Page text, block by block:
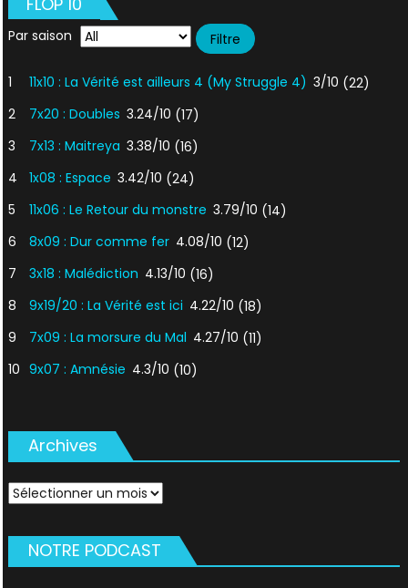
Par saison
1 11x10 : La Vérité est ailleurs 4 (My Struggle 4) 3/10 (22)
2
7x20 : Doubles 3.24/10 (17)
3
7x13 : Maitreya 3.38/10 (16)
4
1x08 : Espace 3.42/10 (24)
5
11x06 : Le Retour du monstre 3.79/10 (14)
6
8x09 : Dur comme fer 4.08/10 (12)
7
3x18 : Malédiction 4.13/10 (16)
8
9x19/20 : La Vérité est ici 4.22/10 (18)
9
7x09 : La morsure du Mal 4.27/10 (11)
10 9x07 : Amnésie 4.3/10 (10)
Archives
Archives
NOTRE PODCAST